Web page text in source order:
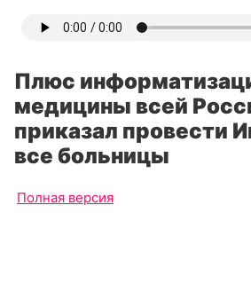
Плюс
медицины всей
приказал провести
все больницы
Полная версия